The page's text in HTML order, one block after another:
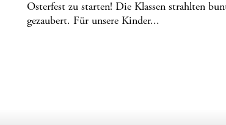
Osterfest zu starten! Die Klassen strahlten
gezaubert. Für unsere Kinder...